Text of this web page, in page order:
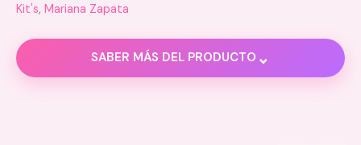
Kit's, Mariana Zapata
SABER MÁS DEL PRODUCTO ⌄